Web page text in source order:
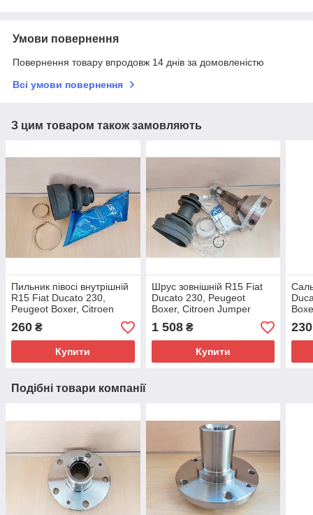
Умови повернення
Повернення товару впродовж 14 днів за домовленістю
Всі умови повернення
З цим товаром також замовляють
Пильник півосі внутрішній
R15 Fiat Ducato 230,
Peugeot Boxer, Citroen
Jumper (1994-2002),
9403287908, 328790
260 ₴
Купити
Шрус зовнішній R15 Fiat
Ducato 230, Peugeot
Boxer, Citroen Jumper
(1994-2002), 9566722180,
3272CH
1 508₴
Купити
02)
230
Подібні товари компанії